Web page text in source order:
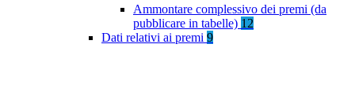
Ammontare complessivo dei premi (da
pubblicare in tabelle) 12
Dati relativi ai premi 9